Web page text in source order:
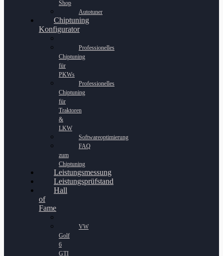
Shop
Autotuner
Chiptuning
Konfigurator
Professionelles
Chiptuning
für
PKWs
Professionelles
Chiptuning
für
Traktoren
&
LKW
Softwareoptimierung
FAQ
zum
Chiptuning
Leistungsmessung
Leistungsprüfstand
Hall
of
Fame
VW
Golf
6
GTI